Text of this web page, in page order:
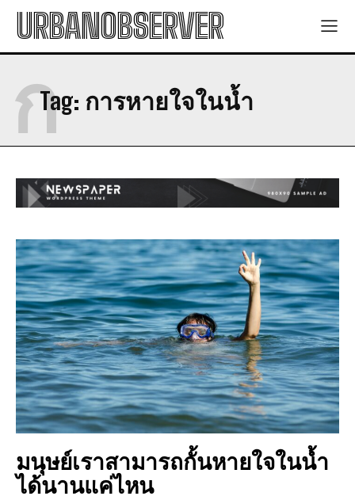
URBANOBSERVER
Tag: การหายใจในน้ำ
ก
มนุษย์เราสามารถกั้นหายใจในน้ำ
ได้นานแค่ไหน